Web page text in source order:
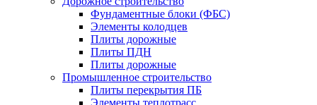
Фундаментные блоки (ФБС)
Элементы колодцев
Плиты дорожные
Плиты ПДН
Плиты дорожные
Промышленное строительство
Плиты перекрытия ПБ
Элементы теплотрасс